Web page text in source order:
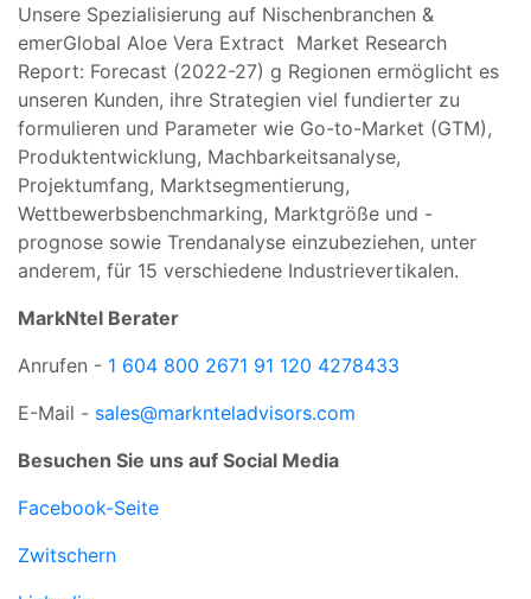
Unsere Spezialisierung auf Nischenbranchen &
emerGlobal Aloe Vera Extract Market Research
Report: Forecast (2022-27) g Regionen ermöglicht es
unseren Kunden, ihre Strategien viel fundierter zu
formulieren und Parameter wie Go-to-Market (GTM),
Produktentwicklung, Machbarkeitsanalyse,
Projektumfang, Marktsegmentierung,
Wettbewerbsbenchmarking, Marktgröße und -
prognose sowie Trendanalyse einzubeziehen, unter
anderem, für 15 verschiedene Industrievertikalen.
MarkNtel Berater
Anrufen - 1 604 800 2671 91 120 4278433
E-Mail - sales@marknteladvisors.com
Besuchen Sie uns auf Social Media
Facebook-Seite
Zwitschern